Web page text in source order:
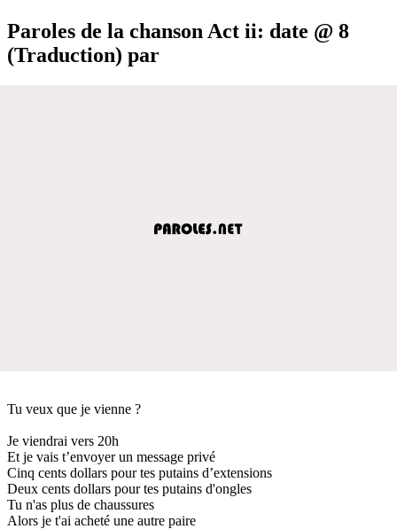
Paroles de la chanson Act ii: date @ 8
(Traduction) par
Tu veux que je vienne ?
Je viendrai vers 20h
Et je vais t’envoyer un message privé
Cinq cents dollars pour tes putains d’extensions
Deux cents dollars pour tes putains d'ongles
Tu n'as plus de chaussures
Alors je t'ai acheté une autre paire